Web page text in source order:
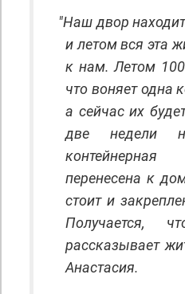
"Наш двор
и летом вся эта
к нам. Летом
что воняет одна
а сейчас их
две недели
перенесена к
стоит и
Получается,
рассказывает
Анастасия.